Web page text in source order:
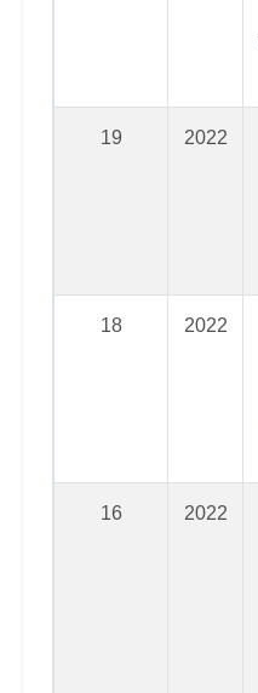
2022
19
2022
18
2022
16